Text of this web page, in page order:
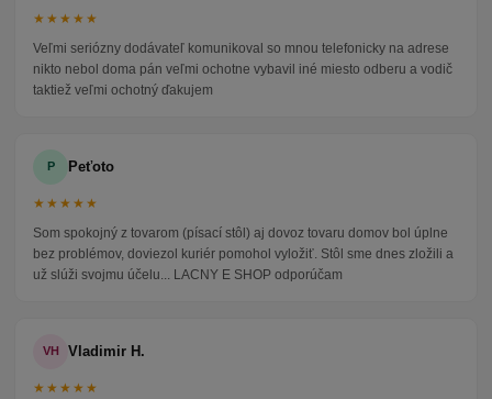
★★★★★
Veľmi seriózny dodávateľ komunikoval so mnou telefonicky na adrese
nikto nebol doma pán veľmi ochotne vybavil iné miesto odberu a vodič
taktiež veľmi ochotný ďakujem
P Peťoto
★★★★★
Som spokojný z tovarom (písací stôl) aj dovoz tovaru domov bol úplne
bez problémov, doviezol kuriér pomohol vyložiť. Stôl sme dnes zložili a
už slúži svojmu účelu... LACNY E SHOP odporúčam
VH Vladimir H.
★★★★★